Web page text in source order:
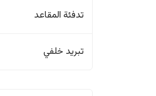
تدفئة المقاعد
تبريد خلفي